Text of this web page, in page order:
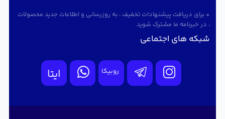
* برای دریافت پیشنهادات تخفیف ، به روزرسانی و اطلاعات جدید محصولات
، در خبرنامه ما مشترک شوید.
شبکه های اجتماعی
روبیکا ایتا